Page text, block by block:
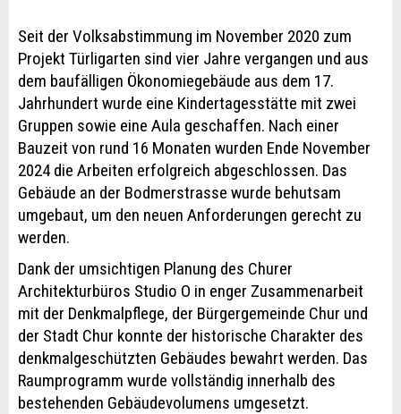
Seit der Volksabstimmung im November 2020 zum
Projekt Türligarten sind vier Jahre vergangen und aus
dem baufälligen Ökonomiegebäude aus dem 17.
Jahrhundert wurde eine Kindertagesstätte mit zwei
Gruppen sowie eine Aula geschaffen. Nach einer
Bauzeit von rund 16 Monaten wurden Ende November
2024 die Arbeiten erfolgreich abgeschlossen. Das
Gebäude an der Bodmerstrasse wurde behutsam
umgebaut, um den neuen Anforderungen gerecht zu
werden.
Dank der umsichtigen Planung des Churer
Architekturbüros Studio O in enger Zusammenarbeit
mit der Denkmalpflege, der Bürgergemeinde Chur und
der Stadt Chur konnte der historische Charakter des
denkmalgeschützten Gebäudes bewahrt werden. Das
Raumprogramm wurde vollständig innerhalb des
bestehenden Gebäudevolumens umgesetzt.